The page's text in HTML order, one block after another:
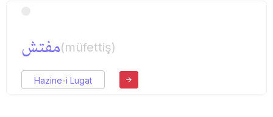
مفتش(müfettiş)
Hazine-i Lugat